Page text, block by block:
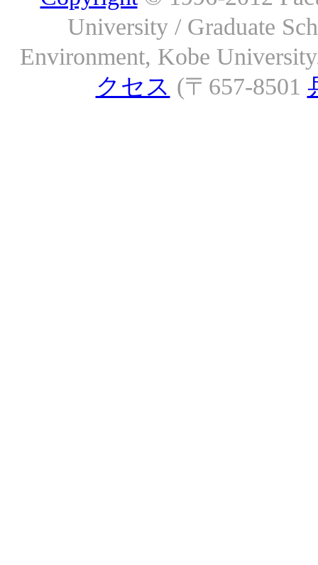
University / Graduate
Environment, Kobe
クセス (〒657-8501